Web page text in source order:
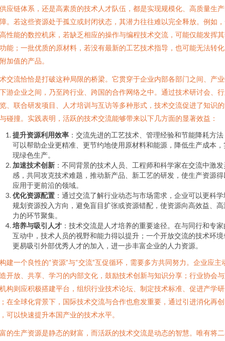
应链体系，还是高素质的技术人才队伍，都是实现规模化、高质量生
。若这些资源处于孤立或封闭状态，其潜力往往难以完全释放。例如
性能的数控机床，若缺乏相应的操作与编程技术交流，可能仅能发挥
能；一批优质的原材料，若没有最新的工艺技术指导，也可能无法转
加值的产品。
交流恰恰是打破这种局限的桥梁。它贯穿于企业内部各部门之间、产
游企业之间，乃至跨行业、跨国的合作网络之中。通过技术研讨会、
、联合研发项目、人才培训与互访等多种形式，技术交流促进了知识
碰撞。实践表明，活跃的技术交流能够带来以下几方面的显著效益：
提升资源利用效率 ：交流先进的工艺技术、管理经验和节能降耗方
可以帮助企业更精准、更节约地使用原材料和能源，降低生产成本，
现绿色生产。
加速技术创新 ：不同背景的技术人员、工程师和科学家在交流中激发
感，共同攻克技术难题，推动新产品、新工艺的研发，使生产资源得
应用于更前沿的领域。
优化资源配置 ：通过交流了解行业动态与市场需求，企业可以更科学
规划资源投入方向，避免盲目扩张或资源错配，使资源向高效益、高
力的环节聚集。
培养与吸引人才 ：技术交流是人才培养的重要途径。在与同行和专家
互动中，技术人员的视野和能力得以提升；一个开放交流的技术环境
更易吸引外部优秀人才的加入，进一步丰富企业的人力资源。
建一个良性的“资源”与“交流”互促循环，需要多方共同努力。企业应主
开放、共享、学习的内部文化，鼓励技术创新与知识分享；行业协会
构则应积极搭建平台，组织行业技术论坛、制定技术标准、促进产学
在全球化背景下，国际技术交流与合作也愈发重要，通过引进消化再创
可以快速提升本国产业的技术水平。
的生产资源是静态的财富，而活跃的技术交流是动态的智慧。唯有将